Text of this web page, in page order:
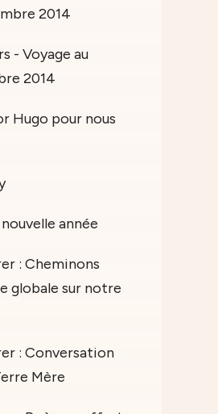
2014
- Voyage au
2014
Hugo pour nous
année
: Cheminons
globale sur notre
: Conversation
Mère